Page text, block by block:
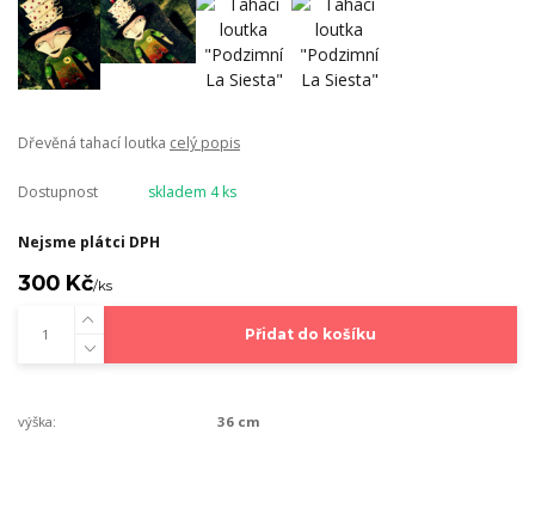
Dřevěná tahací loutka celý popis
Dostupnost skladem 4 ks
Nejsme plátci DPH
300 Kč/ks
Přidat do košíku
výška: 36 cm